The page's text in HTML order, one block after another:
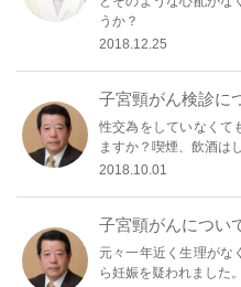
うか？
2018.12.25
子宮頸がん検診に
性交為をしていなくて
ますか？喫煙、飲酒は
2018.10.01
子宮頸がんについ
元々一年近く生理がな
ら妊娠を疑われました